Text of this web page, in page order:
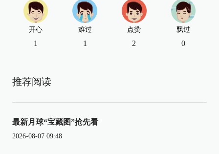
开心
1
难过
1
点赞
2
飘过
0
推荐阅读
最新月球“宝藏图”抢先看
2026-08-07 09:48